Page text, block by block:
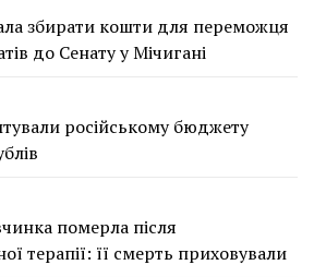
збирати кошти для переможця
до Сенату у Мічигані
російському бюджету
померла після
терапії: її смерть приховували